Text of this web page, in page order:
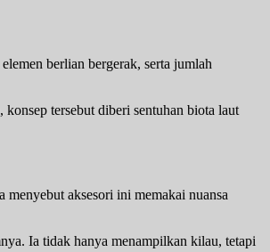
berlian bergerak, serta jumlah
tersebut diberi sentuhan biota laut
aksesori ini memakai nuansa
Ia tidak hanya menampilkan kilau, tetapi